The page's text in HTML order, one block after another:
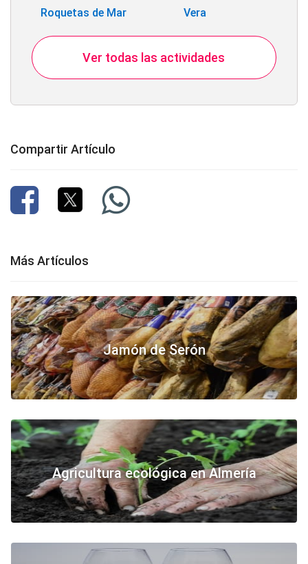
Roquetas de Mar Vera
Ver todas las actividades
Compartir Artículo
Más Artículos
Jamón de Serón
Agricultura ecológica en Almería